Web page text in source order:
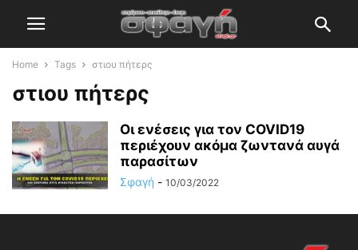
Home Tags στιου πήτερς
στιου πήτερς
Οι ενέσεις για τον COVID19
περιέχουν ακόμα ζωντανά αυγά
παρασίτων
Σφαγή - 10/03/2022